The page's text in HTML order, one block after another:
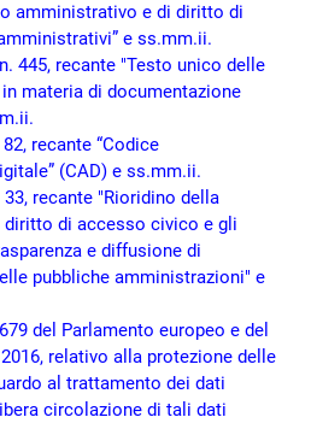
amministrativo e di diritto di
e ss.mm.ii.
445, recante "Testo unico delle
materia di documentazione
recante “Codice
(CAD) e ss.mm.ii.
recante "Rioridino della
di accesso civico e gli
e diffusione di
pubbliche amministrazioni" e
del Parlamento europeo e del
relativo alla protezione delle
al trattamento dei dati
circolazione di tali dati